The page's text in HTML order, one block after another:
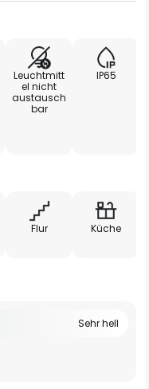
Leuchtmitt
el nicht
austausch
bar
IP65
Flur Küche
Sehr hell